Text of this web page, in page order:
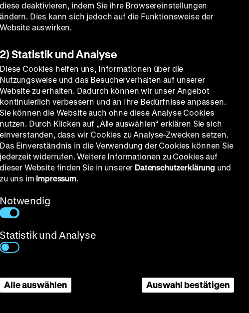
diese deaktivieren, indem Sie ihre Browsereinstellungen
ändern. Dies kann sich jedoch auf die Funktionsweise der
Website auswirken.
2) Statistik und Analyse
Diese Cookies helfen uns, Informationen über die
Nutzungsweise und das Besucherverhalten auf unserer
Website zu erhalten. Dadurch können wir unser Angebot
kontinuierlich verbessern und an Ihre Bedürfnisse anpassen.
Sie können die Website auch ohne diese Analyse Cookies
nutzen. Durch Klicken auf „Alle auswählen“ erklären Sie sich
einverstanden, dass wir Cookies zu Analyse-Zwecken setzen.
Das Einverständnis in die Verwendung der Cookies können Sie
jederzeit widerrufen. Weitere Informationen zu Cookies auf
dieser Website finden Sie in unserer Datenschutzerklärung und
zu uns im Impressum.
Notwendig
Statistik und Analyse
Alle auswählen Auswahl bestätigen